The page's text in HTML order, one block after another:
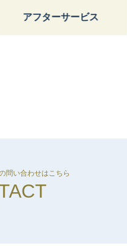
しょうけん枚方マガジン
問い合わせはこちら